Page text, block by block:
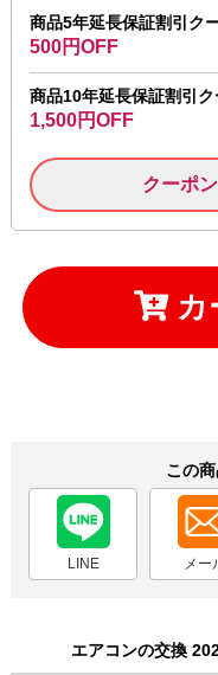
商品5年延長保証割引ク
500円OFF
商品10年延長保証割引
1,500円OFF
クーポ
カ
この
LINE メー
エアコンの交換